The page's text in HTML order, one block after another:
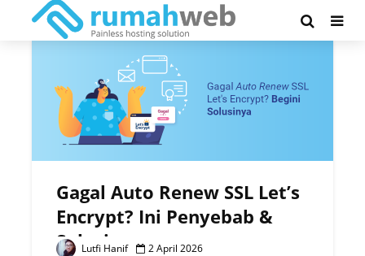
Tag - let’s encrypt
Gagal Auto Renew SSL Let’s
Encrypt? Ini Penyebab &
Solusinya
Lutfi Hanif 2 April 2026